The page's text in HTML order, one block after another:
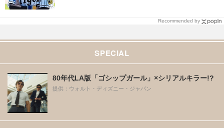
Recommended by
SPECIAL
80年代LA版「ゴシップガール」×シリアルキラー!?
提供：ウォルト・ディズニー・ジャパン